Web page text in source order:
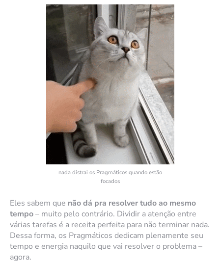
nada distrai os Pragmáticos quando estão
focados
Eles sabem que não dá pra resolver tudo ao mesmo
tempo– muito pelo contrário. Dividir a atenção entre
várias tarefas é a receita perfeita para não terminar nada.
Dessa forma, os Pragmáticos dedicam plenamente seu
tempo e energia naquilo que vai resolver o problema –
agora.